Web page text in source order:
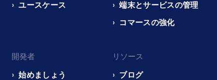
ユースケース
端末とサービスの管理
コマースの強化
開発者
始めましょう
リソース
ブログ